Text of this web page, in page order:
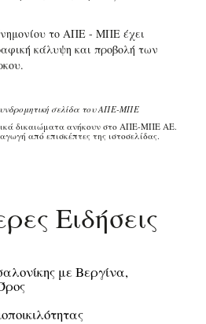
το ΑΠΕ - ΜΠΕ έχει
κάλυψη και προβολή των
σελίδα του ΑΠΕ-ΜΠΕ
δικαιώματα ανήκουν στο ΑΠΕ-ΜΠΕ ΑΕ.
από επισκέπτες της ιστοσελίδας.
Ειδήσεις
με Βεργίνα,